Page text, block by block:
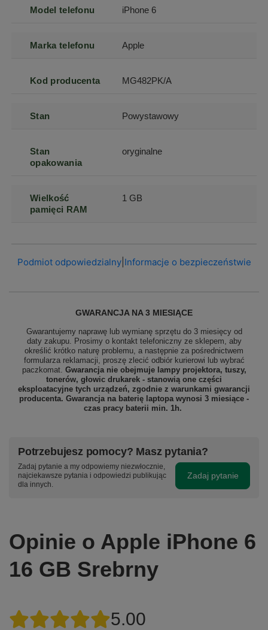
Model telefonu iPhone 6
Marka telefonu Apple
Kod producenta MG482PK/A
Stan Powystawowy
Stan
opakowania
oryginalne
Wielkość
pamięci RAM
1 GB
Podmiot odpowiedzialny| Informacje o bezpieczeństwie
GWARANCJA NA 3 MIESIĄCE
Gwarantujemy naprawę lub wymianę sprzętu do 3 miesięcy od
daty zakupu. Prosimy o kontakt telefoniczny ze sklepem, aby
określić krótko naturę problemu, a następnie za pośrednictwem
formularza reklamacji, proszę zlecić odbiór kurierowi lub wybrać
paczkomat. Gwarancja nie obejmuje lampy projektora, tuszy,
tonerów, głowic drukarek - stanowią one części
eksploatacyjne tych urządzeń, zgodnie z warunkami gwarancji
producenta. Gwarancja na baterię laptopa wynosi 3 miesiące -
czas pracy baterii min. 1h.
Potrzebujesz pomocy? Masz pytania?
Zadaj pytanie a my odpowiemy niezwłocznie,
najciekawsze pytania i odpowiedzi publikując
dla innych.
Zadaj pytanie
Opinie o Apple iPhone 6
16 GB Srebrny
5.00